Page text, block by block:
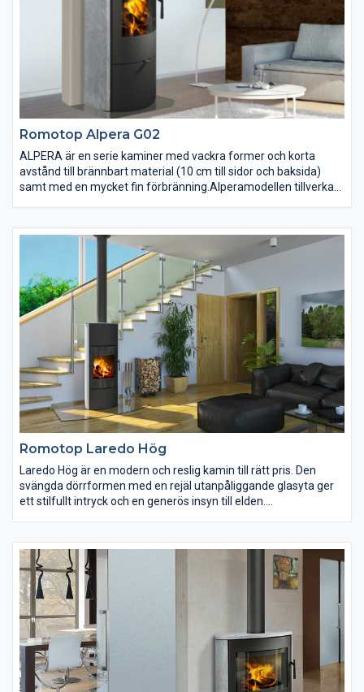
Romotop Alpera G02
ALPERA är en serie kaminer med vackra former och korta
avstånd till brännbart material (10 cm till sidor och baksida)
samt med en mycket fin förbränning.Alperamodellen tillverkas i
sten, kakel eller helt i stål. Formen och storleken gör kaminen
lättplacerad. En mycket tilltalande prislapp gör denna
kvalitetskamin till ett klokt val. En rejäl glasyta ger ett stilfullt
intryck och en generös insyn till elden. Brännkammaren är
välisolerad, fodrad med slittåligt eldfast chamottetegel.
Alla Alpera modeller (E, F och G) kan fås med beklädnader i
sten, kakel eller stål. Kaminen på bilden, Alpera E02, har
serpentinsten på topp och sidor.
Romotop Laredo Hög
Laredo Hög är en modern och reslig kamin till rätt pris. Den
svängda dörrformen med en rejäl utanpåliggande glasyta ger
ett stilfullt intryck och en generös insyn till elden.
också att beställa i kakelutförande. Kakelpartierna tillverkas
med stor omsorg i Romotops egen fabrik och du kan välja bland
flera olika färger och strukturer.